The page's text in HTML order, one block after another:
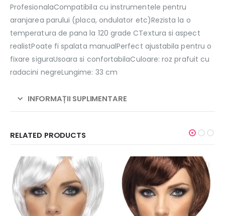
ProfesionalaCompatibila cu instrumentele pentru
aranjarea parului (placa, ondulator etc)Rezista la o
temperatura de pana la 120 grade CTextura si aspect
realistPoate fi spalata manualPerfect ajustabila pentru o
fixare siguraUsoara si confortabilaCuloare: roz prafuit cu
radacini negreLungime: 33 cm
INFORMAȚII SUPLIMENTARE
RELATED PRODUCTS